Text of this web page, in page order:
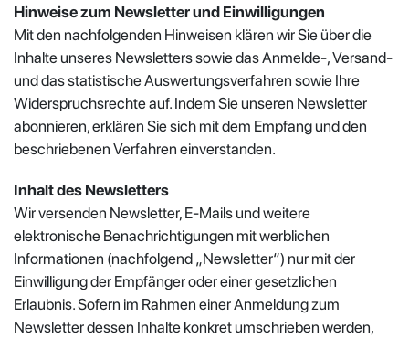
Hinweise zum Newsletter und Einwilligungen
Mit den nachfolgenden Hinweisen klären wir Sie über die
Inhalte unseres Newsletters sowie das Anmelde-, Versand-
und das statistische Auswertungsverfahren sowie Ihre
Widerspruchsrechte auf. Indem Sie unseren Newsletter
abonnieren, erklären Sie sich mit dem Empfang und den
beschriebenen Verfahren einverstanden.
Inhalt des Newsletters
Wir versenden Newsletter, E-Mails und weitere
elektronische Benachrichtigungen mit werblichen
Informationen (nachfolgend „Newsletter“) nur mit der
Einwilligung der Empfänger oder einer gesetzlichen
Erlaubnis. Sofern im Rahmen einer Anmeldung zum
Newsletter dessen Inhalte konkret umschrieben werden,